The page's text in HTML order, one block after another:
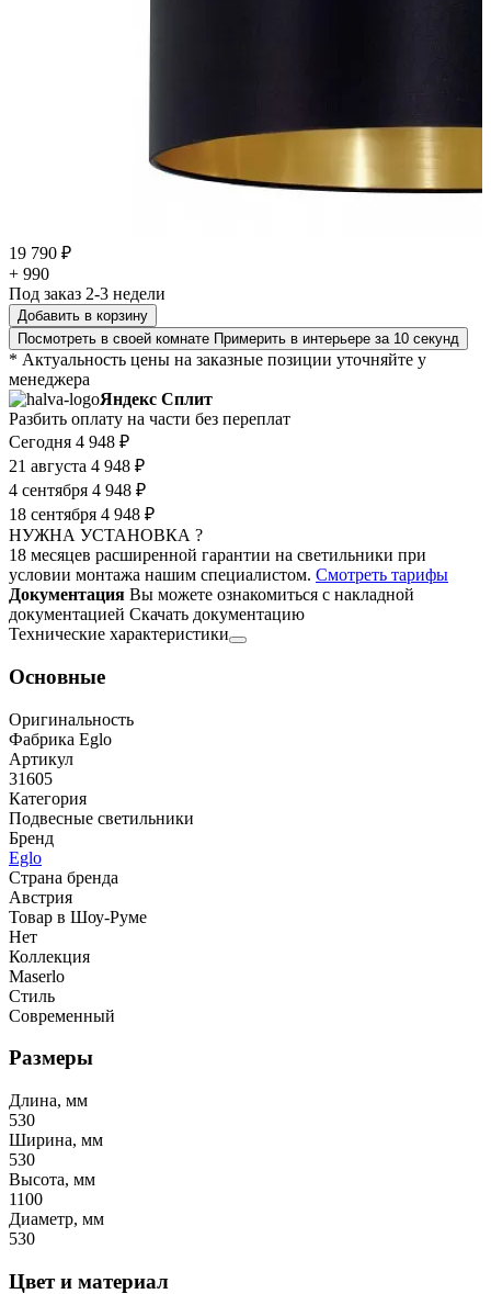
19 790 ₽
+ 990
Под заказ 2-3 недели
Добавить в корзину
Посмотреть в своей комнате Примерить в интерьере за 10 секунд
* Актуальность цены на заказные позиции уточняйте у
менеджера
Яндекс Сплит
Разбить оплату на части без переплат
Сегодня 4 948 ₽
21 августа 4 948 ₽
4 сентября 4 948 ₽
18 сентября 4 948 ₽
НУЖНА УСТАНОВКА ?
18 месяцев расширенной гарантии на светильники при
условии монтажа нашим специалистом. Смотреть тарифы
Документация Вы можете ознакомиться с накладной
документацией Скачать документацию
Технические характеристики
Основные
Оригинальность
Фабрика Eglo
Артикул
31605
Категория
Подвесные светильники
Бренд
Eglo
Страна бренда
Австрия
Товар в Шоу-Руме
Нет
Коллекция
Maserlo
Стиль
Современный
Размеры
Длина, мм
530
Ширина, мм
530
Высота, мм
1100
Диаметр, мм
530
Цвет и материал